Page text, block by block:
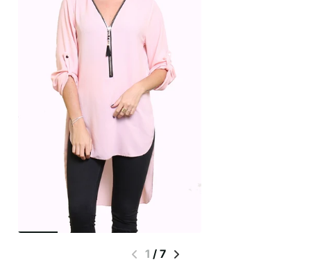
1 / 7